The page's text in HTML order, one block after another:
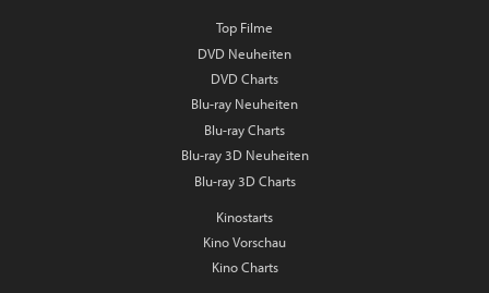
Top Filme
DVD Neuheiten
DVD Charts
Blu-ray Neuheiten
Blu-ray Charts
Blu-ray 3D Neuheiten
Blu-ray 3D Charts
Kinostarts
Kino Vorschau
Kino Charts